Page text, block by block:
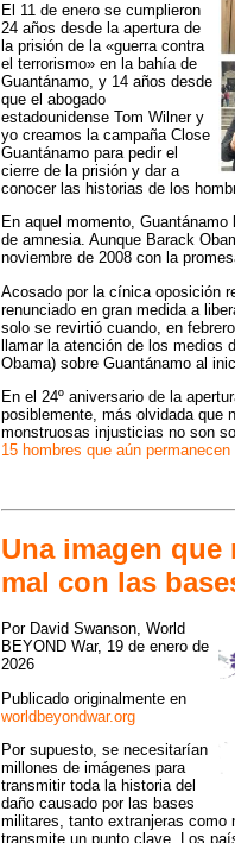
El 11 de enero se cumplieron
24 años desde la apertura de
la prisión de la «guerra contra
el terrorismo» en la bahía de
Guantánamo, y 14 años desde
que el abogado
estadounidense Tom Wilner y
yo creamos la campaña Close
Guantánamo para pedir el
cierre de la prisión y dar a
conocer las historias de los
En aquel momento,
de amnesia. Aunque Barack
noviembre de 2008 con la
Acosado por la cínica oposición
renunciado en gran medida a
solo se revirtió cuando, en
llamar la atención de los medios
Obama) sobre Guantánamo al
En el 24º aniversario de la
posiblemente, más olvidada que
monstruosas injusticias no son
15 hombres que aún
Una imagen que
mal con las
Por David Swanson, World
BEYOND War, 19 de enero de
2026
Publicado originalmente en
worldbeyondwar.org
Por supuesto, se necesitarían
millones de imágenes para
transmitir toda la historia del
daño causado por las bases
militares, tanto extranjeras como
transmite un punto clave. Los